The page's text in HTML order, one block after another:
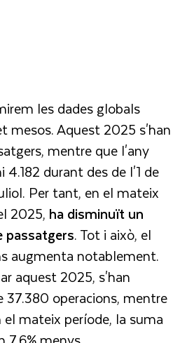
les dades globals
mesos. Aquest 2025 s'han
mentre que l'any
4.182 durant des de l'1 de
Per tant, en el mateix
2025, ha disminuït un
passatgers. Tot i això, el
augmenta notablement.
aquest 2025, s'han
operacions, mentre
mateix període, la suma